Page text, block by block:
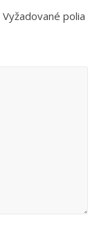
Vyžadované polia